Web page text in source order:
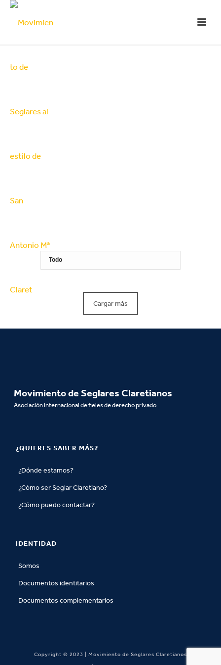
Actualidad
Cargar más
Movimiento de Seglares Claretianos
Asociación internacional de fieles de derecho privado
¿QUIERES SABER MÁS?
¿Dónde estamos?
¿Cómo ser Seglar Claretiano?
¿Cómo puedo contactar?
IDENTIDAD
Somos
Documentos identitarios
Documentos complementarios
Copyright © 2023 | Movimiento de Seglares Claretianos